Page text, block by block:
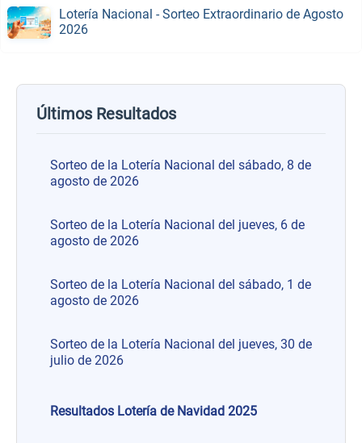
Lotería Nacional - Sorteo Extraordinario de Agosto
2026
Últimos Resultados
Sorteo de la Lotería Nacional del sábado, 8 de
agosto de 2026
Sorteo de la Lotería Nacional del jueves, 6 de
agosto de 2026
Sorteo de la Lotería Nacional del sábado, 1 de
agosto de 2026
Sorteo de la Lotería Nacional del jueves, 30 de
julio de 2026
Resultados Lotería de Navidad 2025